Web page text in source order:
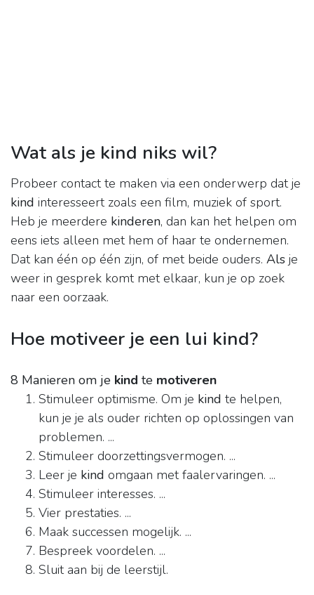
Wat als je kind niks wil?
Probeer contact te maken via een onderwerp dat je
kind interesseert zoals een film, muziek of sport.
Heb je meerdere kinderen, dan kan het helpen om
eens iets alleen met hem of haar te ondernemen.
Dat kan één op één zijn, of met beide ouders. Als je
weer in gesprek komt met elkaar, kun je op zoek
naar een oorzaak.
Hoe motiveer je een lui kind?
8 Manieren om je kind te motiveren
Stimuleer optimisme. Om je kind te helpen,
kun je je als ouder richten op oplossingen van
problemen. ...
Stimuleer doorzettingsvermogen. ...
Leer je kind omgaan met faalervaringen. ...
Stimuleer interesses. ...
Vier prestaties. ...
Maak successen mogelijk. ...
Bespreek voordelen. ...
Sluit aan bij de leerstijl.